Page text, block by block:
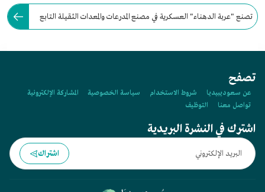
تصنع "عربة الدهناء" العسكرية في مصنع المدرعات والمعدات الثقيلة التابع
تصفح
عن سعوديبيديا شروط الاستخدام سياسة الخصوصية
المشاركة الإلكترونية
تواصل معنا
التوظيف
اشترك في النشرة البريدية
اشتراك